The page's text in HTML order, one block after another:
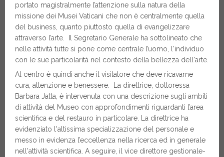
portato magistralmente l’attenzione sulla natura della
missione dei Musei Vaticani che non è centralmente quella
del business, quanto piuttosto quella di evangelizzare
attraverso l’arte. Il Segretario Generale ha sottolineato che
nelle attività tutte si pone come centrale l’uomo, l'individuo
con le sue particolarità nel contesto della bellezza dell'arte.
Al centro è quindi anche il visitatore che deve ricavarne
cura, attenzione e benessere. La direttrice, dottoressa
Barbara Jatta, è intervenuta con una descrizione sugli ambiti
di attività del Museo con approfondimenti riguardanti l’area
scientifica e del restauro in particolare. La direttrice ha
evidenziato l'altissima specializzazione del personale e
messo in evidenza l’eccellenza nella ricerca ed in generale
nell'attività scientifica. A seguire, il vice direttore gestionale-